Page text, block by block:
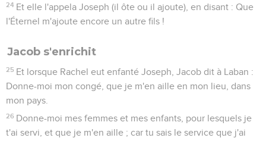
24 Et elle l'appela Joseph (il ôte ou il ajoute), en disant : Que
l'Éternel m'ajoute encore un autre fils !
Jacob s'enrichit
25 Et lorsque Rachel eut enfanté Joseph, Jacob dit à Laban :
Donne-moi mon congé, que je m'en aille en mon lieu, dans
mon pays.
26 Donne-moi mes femmes et mes enfants, pour lesquels je
t'ai servi, et que je m'en aille ; car tu sais le service que j'ai